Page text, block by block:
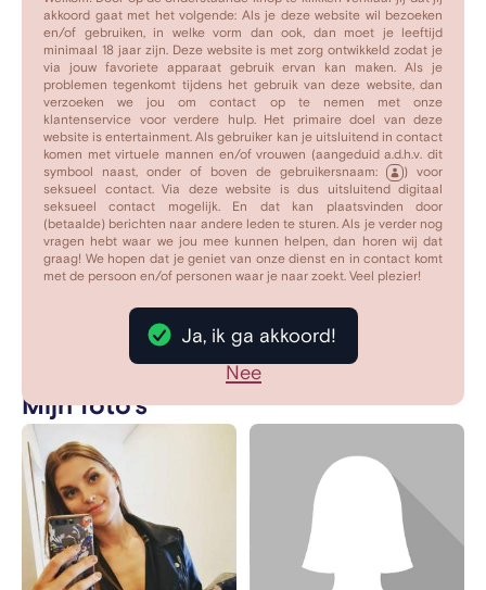
akkoord gaat met het volgende: Als je deze website wil bezoeken
en/of gebruiken, in welke vorm dan ook, dan moet je leeftijd
minimaal 18 jaar zijn. Deze website is met zorg ontwikkeld zodat je
via jouw favoriete apparaat gebruik ervan kan maken. Als je
problemen tegenkomt tijdens het gebruik van deze website, dan
verzoeken we jou om contact op te nemen met onze
klantenservice voor verdere hulp. Het primaire doel van deze
website is entertainment. Als gebruiker kan je uitsluitend in contact
komen met virtuele mannen en/of vrouwen (aangeduid a.d.h.v. dit
symbool naast, onder of boven de gebruikersnaam:
) voor
seksueel contact. Via deze website is dus uitsluitend digitaal
seksueel contact mogelijk. En dat kan plaatsvinden door
(betaalde) berichten naar andere leden te sturen. Als je verder nog
vragen hebt waar we jou mee kunnen helpen, dan horen wij dat
graag! We hopen dat je geniet van onze dienst en in contact komt
met de persoon en/of personen waar je naar zoekt. Veel plezier!
Ja, ik ga akkoord!
Nee
spannende roadtrip met de wind in mijn haar of een
rustige avond met een glas wijn en wat sexy muziek!
Mijn leven is als een wild feest en ik zoek iemand die
met me kan dansen op de tafel zonder zich te schamen!
Zeker als je kan zorgen voor de leuke beats!! Let op ik
hou van lachen dus als je grappen kan maken ben je al
een stap dichterbij de jackpot!! Ik ben ook een
geweldige kok maar ik ben bedreven in andere 'oven'
dingen als je weet wat ik bedoel!!! Ik ben geen fan van
drama maar wel van de romantiek dus als je een
charmante schat bent die houdt van spontane
avonturen en af en toe een beetje gekte dan koek ik jou
graag beter ken!!! Kom maar op wie is dapper genoeg?
Privé bericht
Mijn foto's